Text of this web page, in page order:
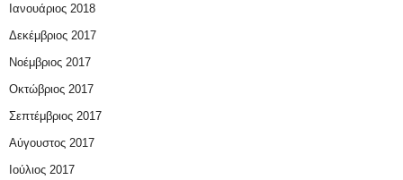
Ιανουάριος 2018
Δεκέμβριος 2017
Νοέμβριος 2017
Οκτώβριος 2017
Σεπτέμβριος 2017
Αύγουστος 2017
Ιούλιος 2017